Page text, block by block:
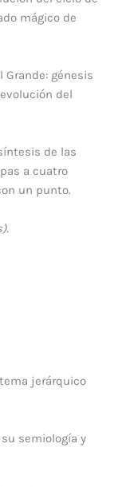
mágico de
Grande: génesis
del
de las
a cuatro
un punto.
jerárquico
semiología y